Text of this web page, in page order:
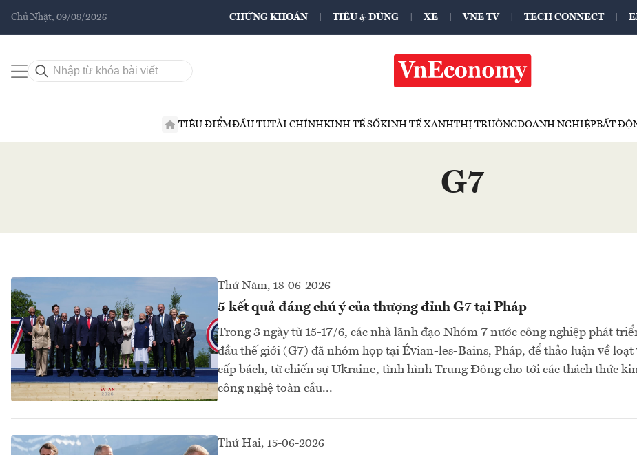
Chủ Nhật, 09/08/2026 CHỨNG KHOÁN TIÊU & DÙNG XE VNE TV TECH CONNECT
TIÊU ĐIỂMĐẦU TƯTÀI CHÍNHKINH TẾ SỐKINH TẾ XANHTHỊ TRƯỜNGDOANH NGHIỆPBẤT
G7
Thứ Năm, 18-06-2026
5 kết quả đáng chú ý của thượng đỉnh G7 tại Pháp
Trong 3 ngày từ 15-17/6, các nhà lãnh đạo Nhóm 7 nước công nghiệp phát
đầu thế giới (G7) đã nhóm họp tại Évian-les-Bains, Pháp, để thảo luận về loạt
cấp bách, từ chiến sự Ukraine, tình hình Trung Đông cho tới các thách thức
công nghệ toàn cầu...
Thứ Hai, 15-06-2026